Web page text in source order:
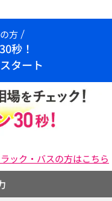
方
秒！
タート
ック・バスの方はこちら